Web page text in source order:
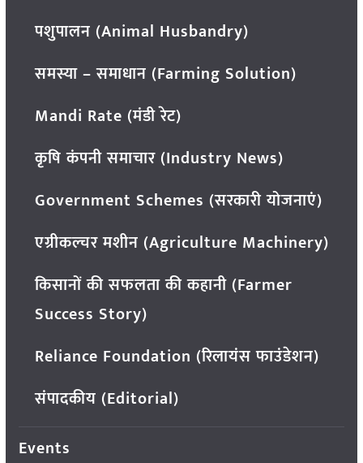
पशुपालन (Animal Husbandry)
समस्या – समाधान (Farming Solution)
Mandi Rate (मंडी रेट)
कृषि कंपनी समाचार (Industry News)
Government Schemes (सरकारी योजनाएं)
एग्रीकल्चर मशीन (Agriculture Machinery)
किसानों की सफलता की कहानी (Farmer
Success Story)
Reliance Foundation (रिलायंस फाउंडेशन)
संपादकीय (Editorial)
Events